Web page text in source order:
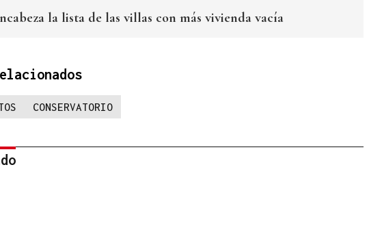
la lista de las villas con más vivienda vacía
CONSERVATORIO